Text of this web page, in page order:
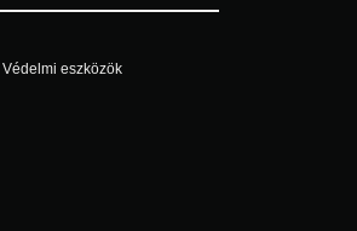
Védelmi eszközök